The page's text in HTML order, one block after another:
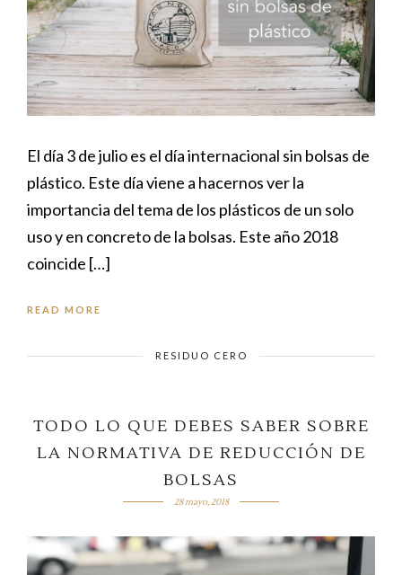
El día 3 de julio es el día internacional sin bolsas de
plástico. Este día viene a hacernos ver la
importancia del tema de los plásticos de un solo
uso y en concreto de la bolsas. Este año 2018
coincide […]
READ MORE
RESIDUO CERO
TODO LO QUE DEBES SABER SOBRE
LA NORMATIVA DE REDUCCIÓN DE
BOLSAS
28 mayo, 2018